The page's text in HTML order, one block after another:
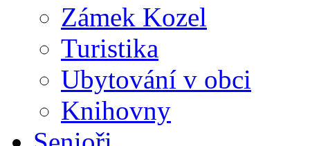
Zámek Kozel
Turistika
Ubytování v obci
Knihovny